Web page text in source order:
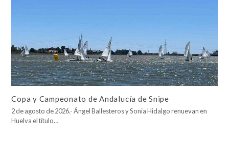
Copa y Campeonato de Andalucía de Snipe
2 de agosto de 2026.- Ángel Ballesteros y Sonia Hidalgo renuevan en
Huelva el título…